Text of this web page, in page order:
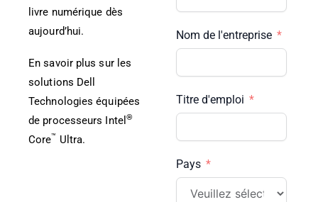
livre numérique dès
aujourd’hui.
En savoir plus sur les
solutions Dell
Technologies équipées
de processeurs Intel ®
Core™ Ultra.
Nom de l'entreprise
Titre d'emploi
Pays